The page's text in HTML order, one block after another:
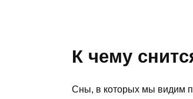
К чему
Сны, в которых мы видим